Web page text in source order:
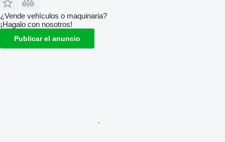
¿Vende vehículos o maquinaria?
¡Hagalo con nosotros!
Publicar el anuncio